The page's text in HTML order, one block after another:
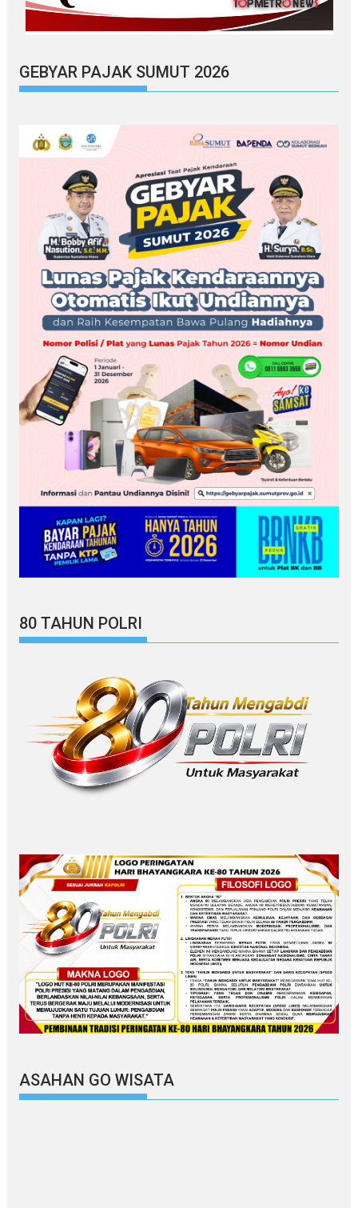
GEBYAR PAJAK SUMUT 2026
80 TAHUN POLRI
ASAHAN GO WISATA